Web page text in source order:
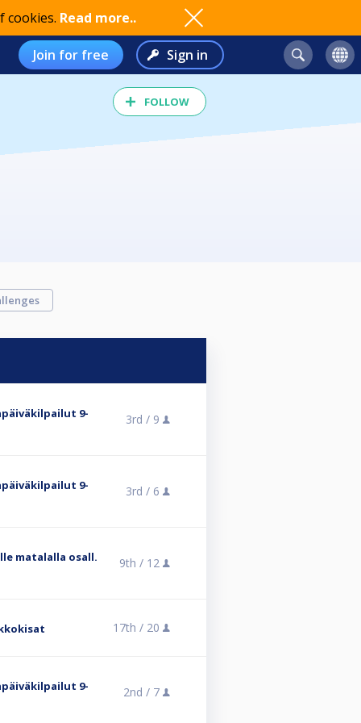
cookies. Read more..
Join for free Sign in
FOLLOW
9-
3rd / 9
9-
3rd / 6
matalalla osall.
9th / 12
17th / 20
9-
2nd / 7